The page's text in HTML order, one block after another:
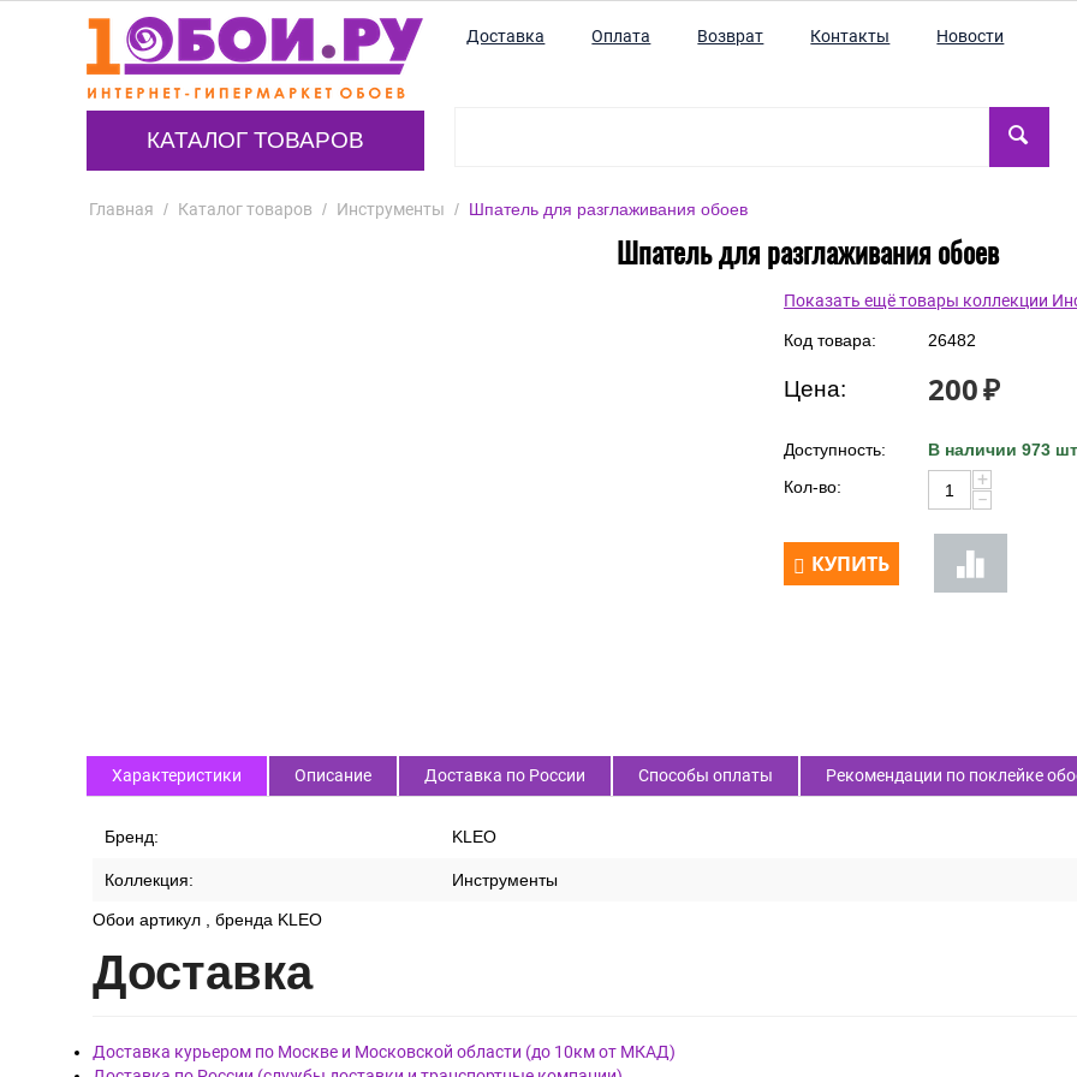
КАТАЛОГ ТОВАРОВ
Доставка Оплата Возврат Контакты Новости
Главная / Каталог товаров / Инструменты / Шпатель для разглаживания обоев
Шпатель для разглаживания обоев
Показать ещё товары коллекции
Код товара: 26482
Цена: 200₽
Доступность:
В наличии 973
Кол-во:
+
−
КУПИТЬ
Характеристики Описание Доставка по России Способы оплаты Рекомендации по поклейке
Бренд: KLEO
Коллекция: Инструменты
Обои артикул , бренда KLEO
Доставка
Доставка курьером по Москве и Московской области (до 10км от МКАД)